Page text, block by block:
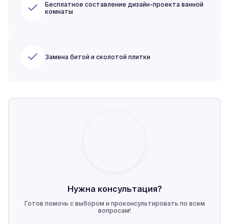
Бесплатное составление дизайн-проекта ванной
комнаты
Замена битой и сколотой плитки
Нужна консультация?
Готов помочь с выбором и проконсультировать по всем
вопросам!